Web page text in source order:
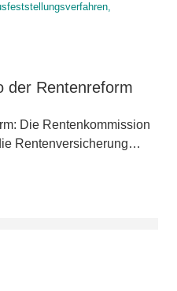
der Rentenreform
Die Rentenkommission
Rentenversicherung…